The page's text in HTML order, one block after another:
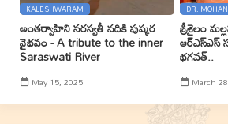
KALESHWARAM
అంతర్వాహిని సరస్వతీ నదికి పుష్కర
వైభవం - A tribute to the inner
Saraswati River
May 15, 2025
DR.
శ్రీశైలం
భగవత్..
March